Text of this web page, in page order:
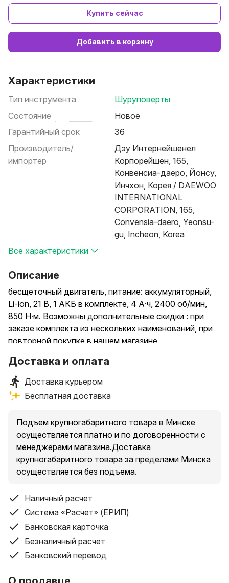
Купить сейчас
Добавить в корзину
Характеристики
Тип инструмента
Шуруповерты
Состояние
Новое
Гарантийный срок
36
Производитель/
импортер
Дэу Интернейшенел
Корпорейшен, 165,
Конвенсиа-даеро, Йонсу,
Инчхон, Корея / DAEWOO
INTERNATIONAL
CORPORATION, 165,
Convensia-daero, Yeonsu-
gu, Incheon, Korea
Все характеристики
Описание
бесщеточный двигатель, питание: аккумуляторный,
Li-ion, 21 В, 1 АКБ в комплекте, 4 А·ч, 2400 об/мин,
850 Н·м. Возможны дополнительные скидки : при
заказе комплекта из нескольких наименований, при
повторной покупке в нашем магазине
Доставка и оплата
Доставка курьером
Бесплатная доставка
Подъем крупногабаритного товара в Минске
осуществляется платно и по договоренности с
менеджерами магазина.Доставка
крупногабаритного товара за пределами Минска
осуществляется без подъема.
Наличный расчет
Система «Расчет» (ЕРИП)
Банковская карточка
Безналичный расчет
Банковский перевод